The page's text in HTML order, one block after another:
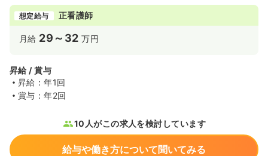
想定給与 正看護師
月給 29～32 万円
昇給 / 賞与
昇給：年1回
賞与：年2回
10人がこの求人を検討しています
給与や働き方について聞いてみる